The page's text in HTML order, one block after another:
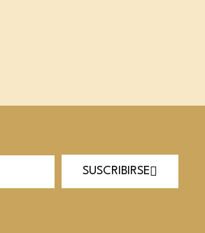
SUSCRIBIRSE